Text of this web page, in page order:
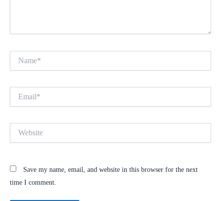
Save my name, email, and website in this browser for the next
time I comment.